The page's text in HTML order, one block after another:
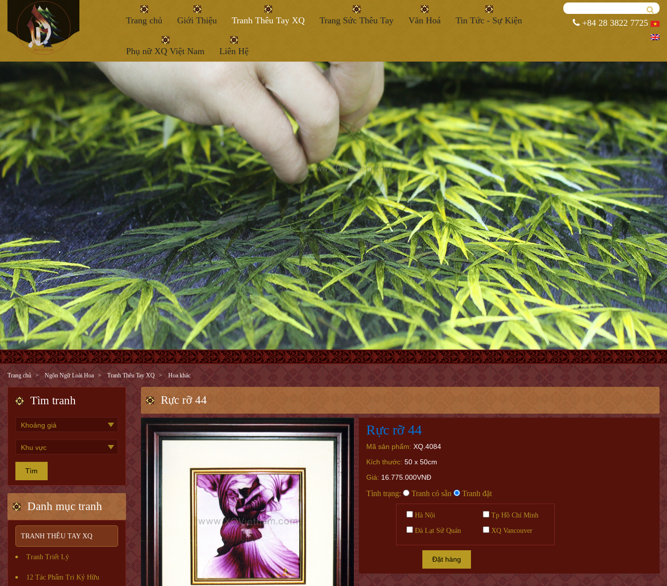
Trang chủ Giới Thiệu Tranh Thêu Tay XQ Trang Sức Thêu Tay Văn Hoá Tin Tức - Sự Kiện
Phụ nữ XQ Việt Nam Liên Hệ
+84 28 3822 7725
Trang chủ Ngôn Ngữ Loài Hoa Tranh Thêu Tay XQ Hoa khác
Tìm tranh
Tìm
Danh mục tranh
TRANH THÊU TAY XQ
Tranh Triết Lý
12 Tác Phẩm Tri Kỷ Hữu
Rực rỡ 44
Rực rỡ 44
Mã sản phẩm: XQ.4084
Kích thước: 50 x 50cm
Giá: 16.775.000VNĐ
Tình trạng: Tranh có sẵn Tranh đặt
Hà Nội Tp Hồ Chí Minh
Đà Lạt Sử Quán XQ Vancouver
Đặt hàng